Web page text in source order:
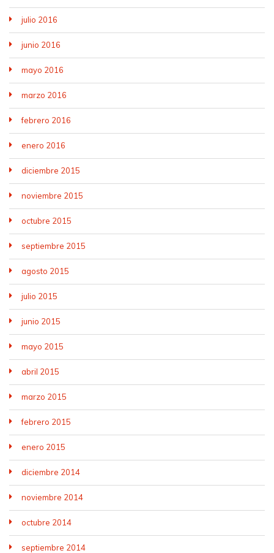
julio 2016
junio 2016
mayo 2016
marzo 2016
febrero 2016
enero 2016
diciembre 2015
noviembre 2015
octubre 2015
septiembre 2015
agosto 2015
julio 2015
junio 2015
mayo 2015
abril 2015
marzo 2015
febrero 2015
enero 2015
diciembre 2014
noviembre 2014
octubre 2014
septiembre 2014